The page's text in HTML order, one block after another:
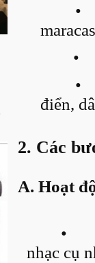
•
•
•
điển,
2. Các
A. Hoạt
•
nhạc cụ